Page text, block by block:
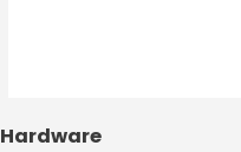
Hardware